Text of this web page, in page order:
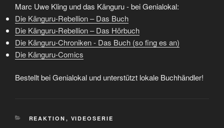
Marc Uwe Kling und das Känguru - bei Genialokal:
Die Känguru-Rebellion – Das Buch
Die Känguru-Rebellion – Das Hörbuch
Die Känguru-Chroniken - Das Buch (so fing es an)
Die Känguru-Comics
Bestellt bei Genialokal und unterstützt lokale Buchhändler!
KATEGORIEN
REAKTION , VIDEOSERIE